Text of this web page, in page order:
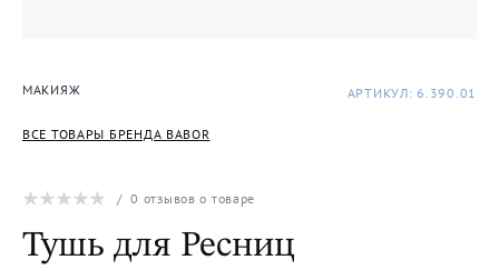
МАКИЯЖ
ВСЕ ТОВАРЫ БРЕНДА BABOR
АРТИКУЛ: 6.390.01
/0 отзывов о товаре
Тушь для Ресниц